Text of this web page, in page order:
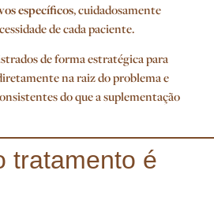
específicos, cuidadosamente
de cada paciente.
de forma estratégica para
na raiz do problema e
do que a suplementação
tratamento é